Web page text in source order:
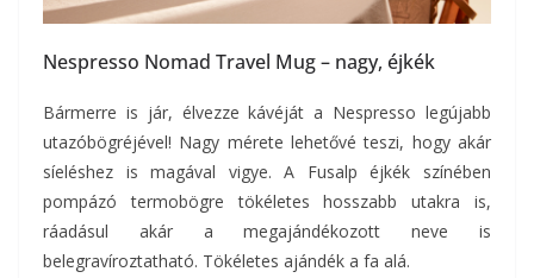
Nespresso Nomad Travel Mug – nagy, éjkék
Bármerre is jár, élvezze kávéját a Nespresso legújabb
utazóbögréjével! Nagy mérete lehetővé teszi, hogy akár
síeléshez is magával vigye. A Fusalp éjkék színében
pompázó termobögre tökéletes hosszabb utakra is,
ráadásul akár a megajándékozott neve is
belegravíroztatható. Tökéletes ajándék a fa alá.